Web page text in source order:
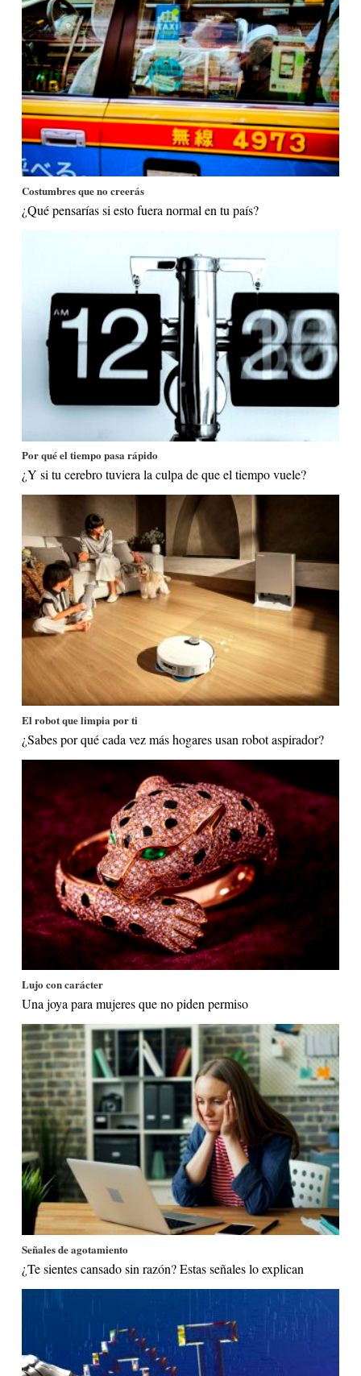
Costumbres que no creerás
¿Qué pensarías si esto fuera normal en tu país?
Por qué el tiempo pasa rápido
¿Y si tu cerebro tuviera la culpa de que el tiempo vuele?
El robot que limpia por ti
¿Sabes por qué cada vez más hogares usan robot aspirador?
Lujo con carácter
Una joya para mujeres que no piden permiso
Señales de agotamiento
¿Te sientes cansado sin razón? Estas señales lo explican